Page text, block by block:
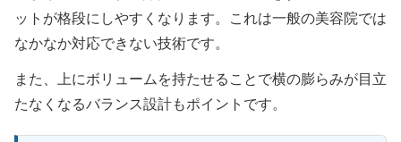
ットが格段にしやすくなります。これは一般の美容院では
なかなか対応できない技術です。
また、上にボリュームを持たせることで横の膨らみが目立
たなくなるバランス設計もポイントです。